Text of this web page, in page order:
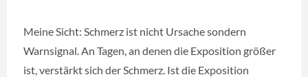
Meine Sicht: Schmerz ist nicht Ursache sondern
Warnsignal. An Tagen, an denen die Exposition größer
ist, verstärkt sich der Schmerz. Ist die Exposition